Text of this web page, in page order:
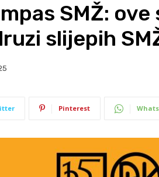
SMŽ: ove
slijepih
Pinterest